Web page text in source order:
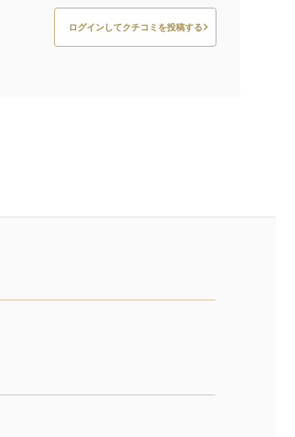
ログインしてクチコミを投稿する